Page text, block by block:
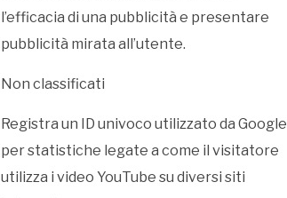
l’efficacia di una pubblicità e presentare
pubblicità mirata all’utente.
Non classificati
Registra un ID univoco utilizzato da Google
per statistiche legate a come il visitatore
utilizza i video YouTube su diversi siti